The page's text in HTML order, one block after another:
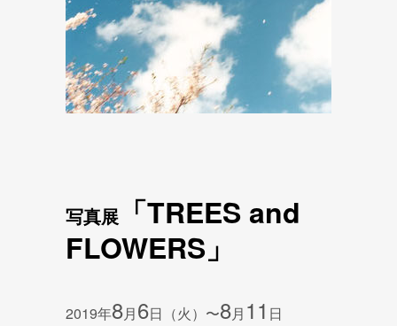
写真展
「TREES and
FLOWERS」
2019年8月6日（火）〜8月 11 日